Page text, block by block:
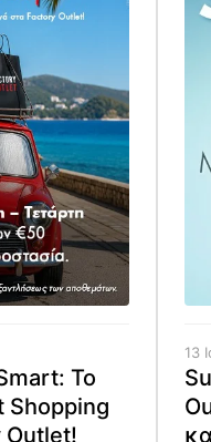
Το
Shopping
Outlet!
13